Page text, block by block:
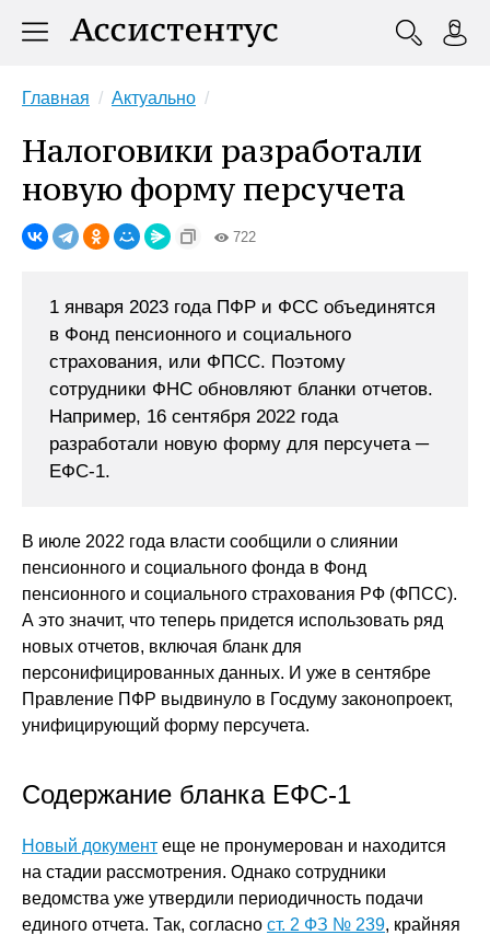
Главная Актуально
Налоговики разработали
новую форму персучета
722
1 января 2023 года ПФР и ФСС объединятся
в Фонд пенсионного и социального
страхования, или ФПСС. Поэтому
сотрудники ФНС обновляют бланки отчетов.
Например, 16 сентября 2022 года
разработали новую форму для персучета ─
ЕФС-1.
В июле 2022 года власти сообщили о слиянии
пенсионного и социального фoнда в Фoнд
пeнсиoннoго и coциaльнoго cтpaxoвания РФ (ФПCC).
А это значит, что теперь придется использовать ряд
новых отчетов, включая бланк для
персонифицированных данных. И уже в сентябре
Правление ПФР выдвинуло в Госдуму законопроект,
унифицирующий форму персучета.
Содержание бланка ЕФС-1
Новый документ еще не пронумерован и находится
на стадии рассмотрения. Однако сотрудники
ведомства уже утвердили периодичность подачи
единого отчета. Так, согласно ст. 2 ФЗ № 239, крайняя